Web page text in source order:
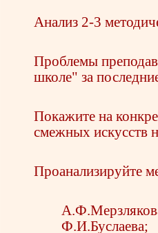
Анализ 2-3
Проблемы
школе" за
Покажите на
смежных искусств
Проанализируйте
Ф.И.Буслаева;